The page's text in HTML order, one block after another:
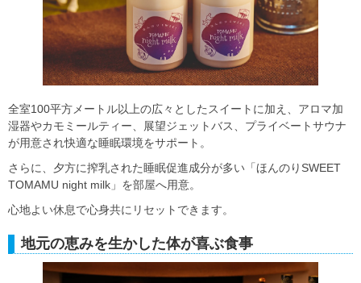
全室100平方メートル以上の広々としたスイートに加え、アロマ加
湿器やカモミールティー、展望ジェットバス、プライベートサウナ
が用意され快適な睡眠環境をサポート。
さらに、夕方に搾乳された睡眠促進成分が多い「ほんのりSWEET
TOMAMU night milk」を部屋へ用意。
心地よい休息で心身共にリセットできます。
地元の恵みを生かした体が喜ぶ食事